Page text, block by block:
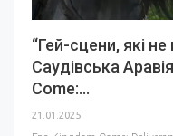
“Гей-сцени, які
Саудівська
Come:…
21.01.2025